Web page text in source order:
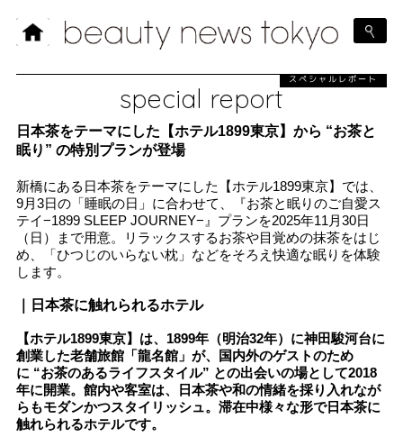
special report
スペシャルレポート
日本茶をテーマにした【ホテル1899東京】から “お茶と
眠り” の特別プランが登場
新橋にある日本茶をテーマにした【ホテル1899東京】では、
9月3日の「睡眠の日」に合わせて、『お茶と眠りのご自愛ス
テイ−1899 SLEEP JOURNEY−』プランを2025年11月30日
（日）まで用意。リラックスするお茶や目覚めの抹茶をはじ
め、「ひつじのいらない枕」などをそろえ快適な眠りを体験
します。
｜日本茶に触れられるホテル
【ホテル1899東京】は、1899年（明治32年）に神田駿河台に
創業した老舗旅館「龍名館」が、国内外のゲストのため
に “お茶のあるライフスタイル” との出会いの場として2018
年に開業。館内や客室は、日本茶や和の情緒を採り入れなが
らもモダンかつスタイリッシュ。滞在中様々な形で日本茶に
触れられるホテルです。